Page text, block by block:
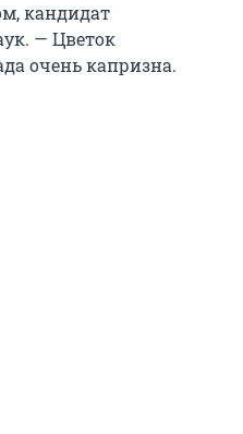
кандидат
— Цветок
очень капризна.